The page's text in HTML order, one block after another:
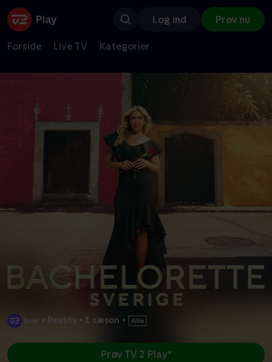
Log ind Prøv nu
Forside Live TV Kategorier
• Reality • 1 sæson •
Prøv TV 2 Play*